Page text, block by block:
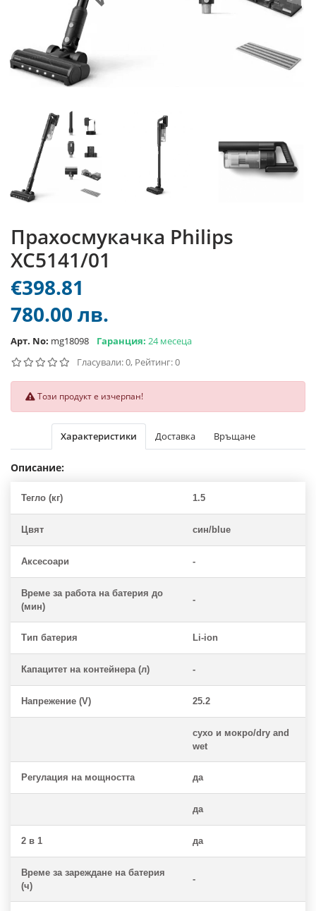
Прахосмукачка Philips
XC5141/01
€398.81
780.00 лв.
Арт. No: mg18098 Гаранция: 24 месеца
Гласували: 0, Рейтинг: 0
Този продукт е изчерпан!
Характеристики Доставка Връщане
Описание:
Тегло (кг) 1.5
Цвят син/blue
Аксесоари -
Време за работа на батерия до
(мин)
-
Тип батерия Li-ion
Капацитет на контейнера (л) -
Напрежение (V) 25.2
сухо и мокро/dry and
wet
Регулация на мощността да
да
2 в 1 да
Време за зареждане на батерия
(ч)
-